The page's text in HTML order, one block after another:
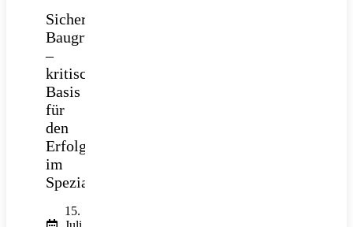
Sichere
Baugrube
–
kritische
Basis
für
den
Erfolg
im
Spezialtiefbau
15.